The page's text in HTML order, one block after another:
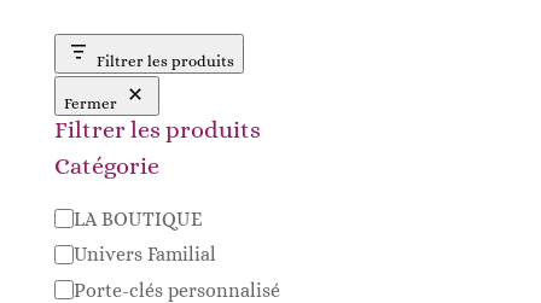
Filtrer les produits
Fermer
Filtrer les produits
Catégorie
Catégorie
LA BOUTIQUE
Univers Familial
Porte-clés personnalisé